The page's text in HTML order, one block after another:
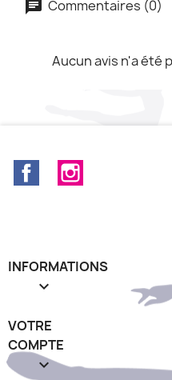
Commentaires (0)
Aucun avis n'a été
Facebook
INFORMATIONS

VOTRE
COMPTE
